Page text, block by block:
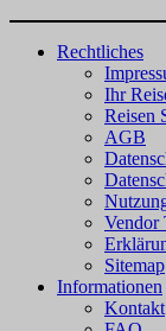
Rechtliches
Ihr
Reisen
AGB
Vendor
Sitemap
Informationen
Kontakt